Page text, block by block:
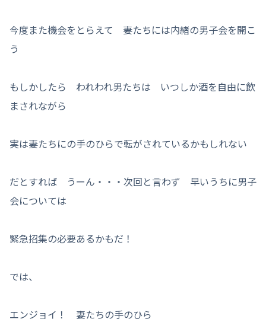
今度また機会をとらえて 妻たちには内緒の男子会を開こ
う
もしかしたら われわれ男たちは いつしか酒を自由に飲
まされながら
実は妻たちにの手のひらで転がされているかもしれない
だとすれば うーん・・・次回と言わず 早いうちに男子
会については
緊急招集の必要あるかもだ！
では、
エンジョイ！ 妻たちの手のひら